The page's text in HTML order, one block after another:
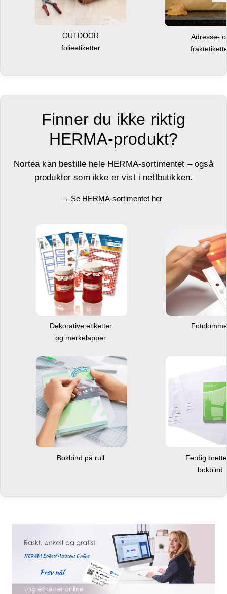
OUTDOOR
folieetiketter
Adresse-
Finner du ikke riktig
HERMA-produkt?
Nortea kan bestille hele HERMA-sortimentet – også
produkter som ikke er vist i nettbutikken.
→ Se HERMA-sortimentet her
Dekorative etiketter
og merkelapper
Bokbind på rull
Ferdig
bokbind